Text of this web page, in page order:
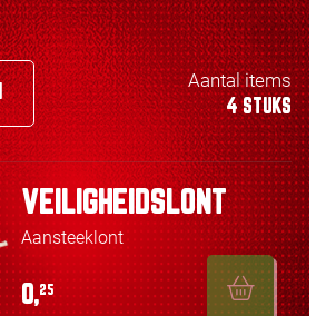
Aantal items
4 STUKS
VEILIGHEIDSLONT
Aansteeklont
0,25